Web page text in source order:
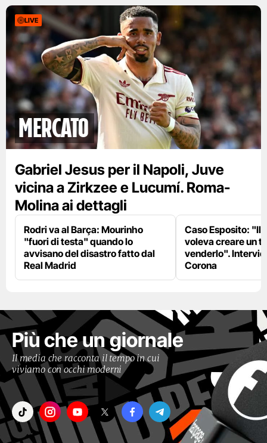
LIVE
mercato
Gabriel Jesus per il Napoli, Juve
vicina a Zirkzee e Lucumí. Roma-
Molina ai dettagli
Rodri va al Barça: Mourinho
"fuori di testa" quando lo
avvisano del disastro fatto dal
Real Madrid
Caso Esposito: "Il
voleva creare un
venderlo".
Corona
Più che un giornale
Il media che racconta il tempo in cui
viviamo con occhi moderni